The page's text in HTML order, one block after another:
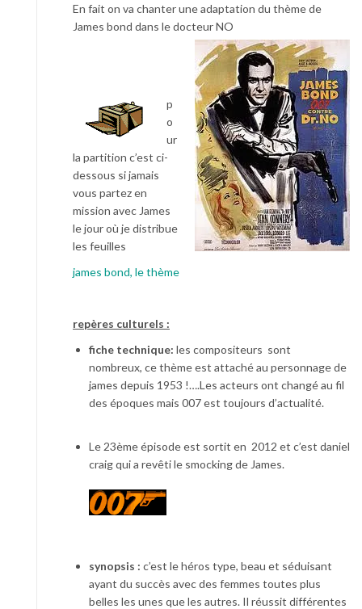
En fait on va chanter une adaptation du thème de
James bond dans le docteur NO
p
o
ur
la partition c’est ci-
dessous si jamais
vous partez en
mission avec James
le jour où je distribue
les feuilles
james bond, le thème
repères culturels :
fiche technique: les compositeurs sont
nombreux, ce thème est attaché au personnage de
james depuis 1953 !….Les acteurs ont changé au fil
des époques mais 007 est toujours d’actualité.
Le 23ème épisode est sortit en 2012 et c’est daniel
craig qui a revêti le smocking de James.
synopsis : c’est le héros type, beau et séduisant
ayant du succès avec des femmes toutes plus
belles les unes que les autres. Il réussit différentes